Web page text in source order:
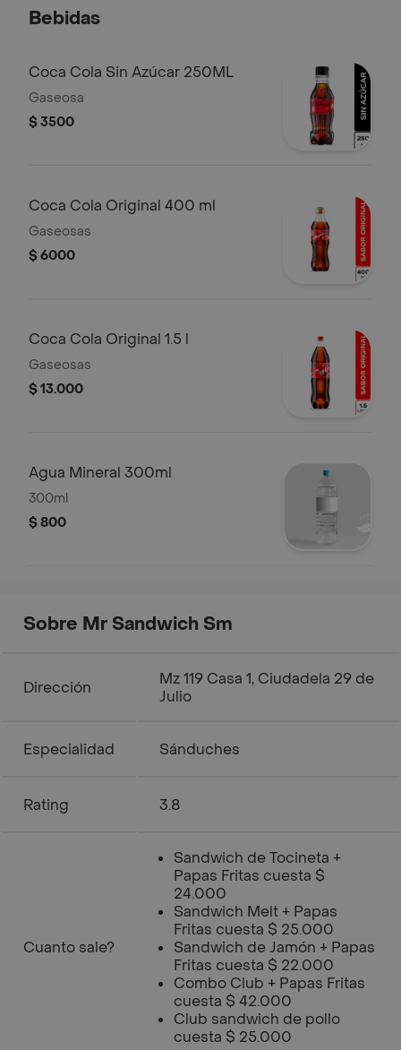
Bebidas
Coca Cola Sin Azúcar 250ML
Gaseosa
$ 3500
Coca Cola Original 400 ml
Gaseosas
$ 6000
Coca Cola Original 1.5 l
Gaseosas
$ 13.000
Agua Mineral 300ml
300ml
$ 800
Sobre Mr Sandwich Sm
Dirección
Mz 119 Casa 1, Ciudadela 29 de
Julio
Especialidad Sánduches
Rating 3.8
Cuanto sale?
Sandwich de Tocineta +
Papas Fritas cuesta $
24.000
Sandwich Melt + Papas
Fritas cuesta $ 25.000
Sandwich de Jamón + Papas
Fritas cuesta $ 22.000
Combo Club + Papas Fritas
cuesta $ 42.000
Club sandwich de pollo
cuesta $ 25.000